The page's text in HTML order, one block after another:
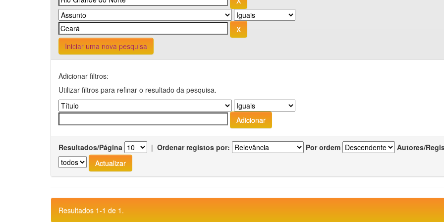
Iniciar uma nova pesquisa
Adicionar filtros:
Utilizar filtros para refinar o resultado da pesquisa.
Resultados/Página | Ordenar registos por: Por ordem Autores/
Resultados 1-1 de 1.